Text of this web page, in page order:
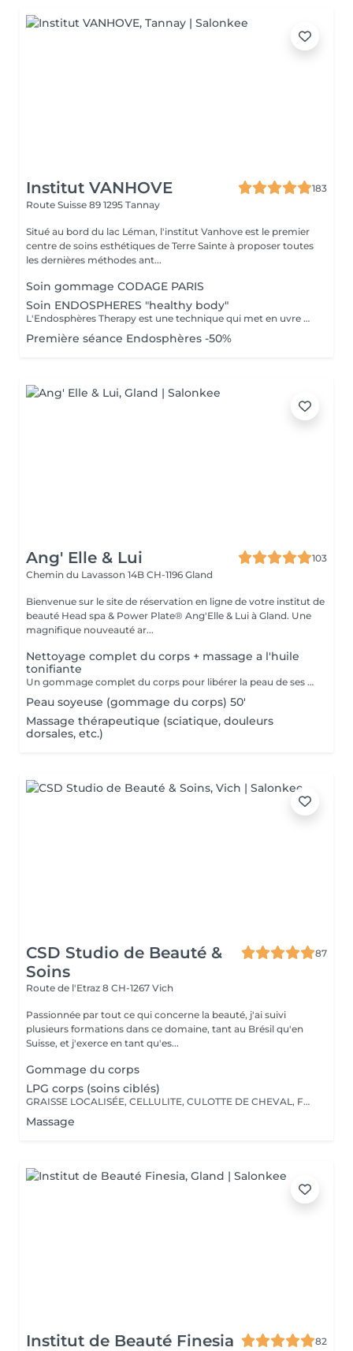
Institut VANHOVE
183
Route Suisse 89 1295 Tannay
Situé au bord du lac Léman, l'institut Vanhove est le premier
centre de soins esthétiques de Terre Sainte à proposer toutes
les dernières méthodes ant...
Soin gommage CODAGE PARIS
Soin ENDOSPHERES "healthy body"
L'Endosphères Therapy est une technique qui met en uvre un système innovant par Microvibration Compressive. Il s'agit d'un traitement émettant des vibrations mécaniques à basse fréquence par le biais d'un rouleau composé de 55 sphères en silicone. Celles-ci agissent précisément sur les principales causes de la cellulite : stase lymphatique, accumulation de liquides, agrégats de cellules adipeuses. Le traitement suit un protocole précis élaboré par le comité scientifique, et peut être exécuté sur tout le corps.
Première séance Endosphères -50%
Ang' Elle & Lui
103
Chemin du Lavasson 14B CH-1196 Gland
Bienvenue sur le site de réservation en ligne de votre institut de
beauté Head spa & Power Plate® Ang'Elle & Lui à Gland. Une
magnifique nouveauté ar...
Nettoyage complet du corps + massage a l'huile
tonifiante
Un gommage complet du corps pour libérer la peau de ses cellules mortes, suivi d'un délicieux massage relaxant. Suite à des abus de certains Messieurs, je propose les massages du corps uniquement aux femmes. Les clients masculins déjà connus de l'institut sont les bienvenus. Merci de votre compréhension.
Peau soyeuse (gommage du corps) 50'
Massage thérapeutique (sciatique, douleurs
dorsales, etc.)
CSD Studio de Beauté &
Soins
87
Route de l'Etraz 8 CH-1267 Vich
Passionnée par tout ce qui concerne la beauté, j'ai suivi
plusieurs formations dans ce domaine, tant au Brésil qu'en
Suisse, et j'exerce en tant qu'es...
Gommage du corps
LPG corps (soins ciblés)
GRAISSE LOCALISÉE, CELLULITE, CULOTTE DE CHEVAL, FESSES, HANCHES, CUISSES, BRAS, BOSSE DE BISON, VENTRE, DOS ... Dès l'adolescence, les défauts de silhouette s'installent. Par ailleurs après une grossesse et avec l'âge, la peau perd de son élasticité... Le Lipomassage agit sur tous ces facteurs.
Massage
Institut de Beauté Finesia
82